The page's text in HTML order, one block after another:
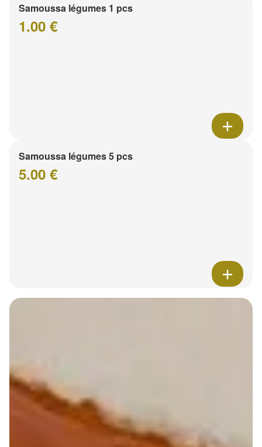
Samoussa légumes 1 pcs
1.00 €
Samoussa légumes 5 pcs
5.00 €